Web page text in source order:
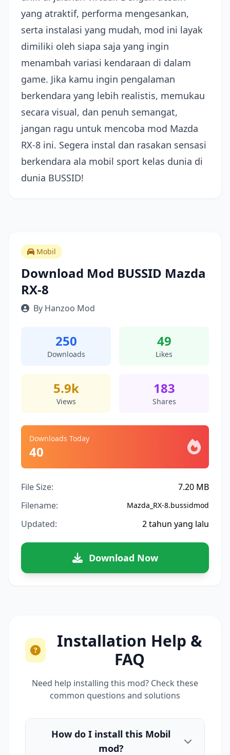
yang atraktif, performa mengesankan,
serta instalasi yang mudah, mod ini layak
dimiliki oleh siapa saja yang ingin
menambah variasi kendaraan di dalam
game. Jika kamu ingin pengalaman
berkendara yang lebih realistis, memukau
secara visual, dan penuh semangat,
jangan ragu untuk mencoba mod Mazda
RX-8 ini. Segera instal dan rasakan sensasi
berkendara ala mobil sport kelas dunia di
dunia BUSSID!
Mobil
Download Mod BUSSID Mazda
RX-8
By Hanzoo Mod
250
Downloads
49
Likes
5.9k
Views
183
Shares
Downloads Today
40
File Size:
7.20 MB
Filename:
Mazda_RX-8.bussidmod
Updated: 2 tahun yang lalu
Download Now
Installation Help &
FAQ
Need help installing this mod? Check these
common questions and solutions
How do I install this Mobil
mod?